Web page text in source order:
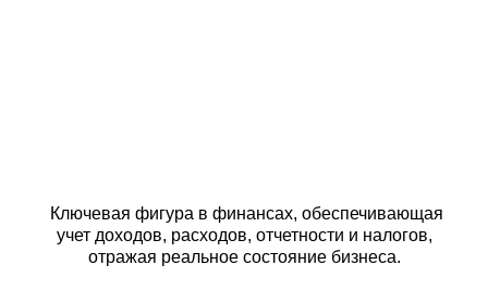
Ключевая фигура в финансах, обеспечивающая
учет доходов, расходов, отчетности и налогов,
отражая реальное состояние бизнеса.